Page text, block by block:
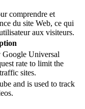
comprendre et
du site Web, ce qui
aux visiteurs.
Google Universal
rate to limit the
sites.
and is used to track